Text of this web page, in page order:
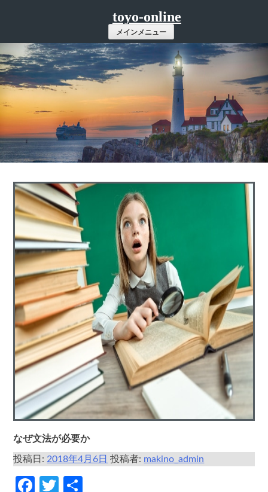
ツ
へ
ス
キ
ッ
プ
toyo-online
メインメニュー
なぜ文法が必要か
投稿日:2018年4月6日 投稿者: makino_admin
Facebook
Twitter